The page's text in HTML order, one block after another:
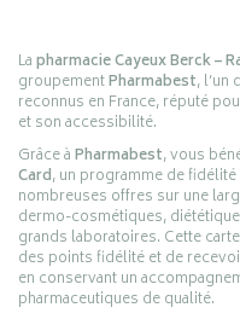
Lapharmacie Cayeux Berck –
groupementPharmabest,
reconnus en France, réputé
et son accessibilité.
Grâce àPharmabest, vous
Card, un programme de
nombreuses offres sur une
dermo-cosmétiques,
grands laboratoires. Cette
des points fidélité et de
en conservant un
pharmaceutiques de qualité.